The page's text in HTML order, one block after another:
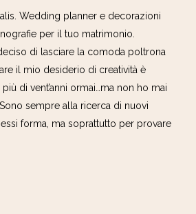
Wedding planner e decorazioni
per il tuo matrimonio.
di lasciare la comoda poltrona
il mio desiderio di creatività è
di vent’anni ormai…ma non ho mai
sempre alla ricerca di nuovi
forma, ma soprattutto per provare